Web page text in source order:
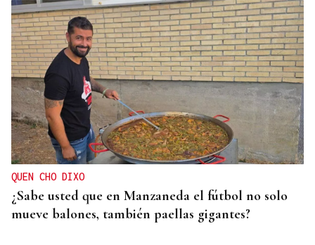
QUEN CHO DIXO
¿Sabe usted que en Manzaneda el fútbol no solo
mueve balones, también paellas gigantes?